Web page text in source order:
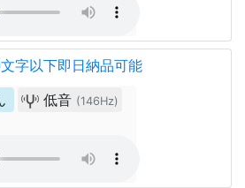
字以下即日納品可能
低音 (146Hz)